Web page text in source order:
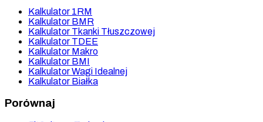
Kalkulator 1RM
Kalkulator BMR
Kalkulator Tkanki Tłuszczowej
Kalkulator TDEE
Kalkulator Makro
Kalkulator BMI
Kalkulator Wagi Idealnej
Kalkulator Białka
Porównaj